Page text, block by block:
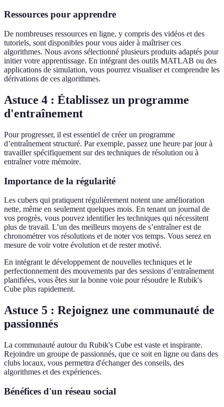
Ressources pour apprendre
De nombreuses ressources en ligne, y compris des vidéos et des
tutoriels, sont disponibles pour vous aider à maîtriser ces
algorithmes. Nous avons sélectionné plusieurs produits adaptés pour
initier votre apprentissage. En intégrant des outils MATLAB ou des
applications de simulation, vous pourrez visualiser et comprendre les
dérivations de ces algorithmes.
Astuce 4 : Établissez un programme
d'entraînement
Pour progresser, il est essentiel de créer un programme
d’entraînement structuré. Par exemple, passez une heure par jour à
travailler spécifiquement sur des techniques de résolution ou à
entraîner votre mémoire.
Importance de la régularité
Les cubers qui pratiquent régulièrement notent une amélioration
nette, même en seulement quelques mois. En tenant un journal de
vos progrès, vous pouvez identifier les techniques qui nécessitent
plus de travail. L’un des meilleurs moyens de s’entraîner est de
chronométrer vos résolutions et de noter vos temps. Vous serez en
mesure de voir votre évolution et de rester motivé.
En intégrant le développement de nouvelles techniques et le
perfectionnement des mouvements par des sessions d’entraînement
planifiées, vous êtes sur la bonne voie pour résoudre le Rubik's
Cube plus rapidement.
Astuce 5 : Rejoignez une communauté de
passionnés
La communauté autour du Rubik's Cube est vaste et inspirante.
Rejoindre un groupe de passionnés, que ce soit en ligne ou dans des
clubs locaux, vous permettra d'échanger des conseils, des
algorithmes et des expériences.
Bénéfices d'un réseau social